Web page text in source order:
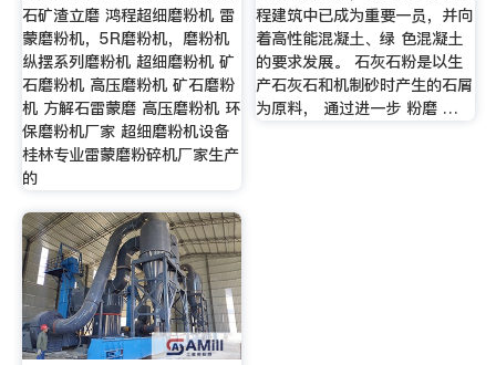
石矿渣立磨 鸿程超细磨粉机 雷
蒙磨粉机，5R磨粉机，磨粉机
纵摆系列磨粉机 超细磨粉机 矿
石磨粉机 高压磨粉机 矿石磨粉
机 方解石雷蒙磨 高压磨粉机 环
保磨粉机厂家 超细磨粉机设备
桂林专业雷蒙磨粉碎机厂家生产
的
程建筑中已成为重要一员，并向
着高性能混凝土、绿 色混凝土
的要求发展。 石灰石粉是以生
产石灰石和机制砂时产生的石屑
为原料， 通过进一步 粉磨 …